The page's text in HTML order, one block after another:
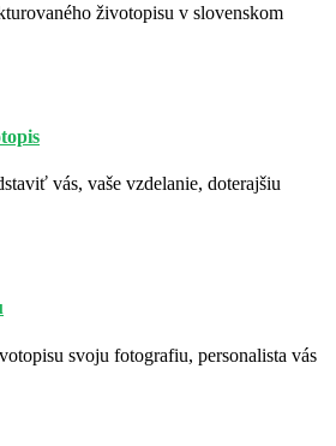
životopisu v slovenskom
vás, vaše vzdelanie, doterajšiu
svoju fotografiu, personalista vás